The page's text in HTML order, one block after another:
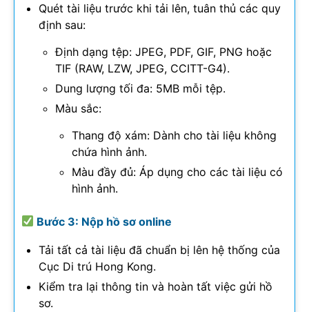
Quét tài liệu trước khi tải lên, tuân thủ các quy
định sau:
Định dạng tệp: JPEG, PDF, GIF, PNG hoặc
TIF (RAW, LZW, JPEG, CCITT-G4).
Dung lượng tối đa: 5MB mỗi tệp.
Màu sắc:
Thang độ xám: Dành cho tài liệu không
chứa hình ảnh.
Màu đầy đủ: Áp dụng cho các tài liệu có
hình ảnh.
Bước 3: Nộp hồ sơ online
Tải tất cả tài liệu đã chuẩn bị lên hệ thống của
Cục Di trú Hong Kong.
Kiểm tra lại thông tin và hoàn tất việc gửi hồ
sơ.